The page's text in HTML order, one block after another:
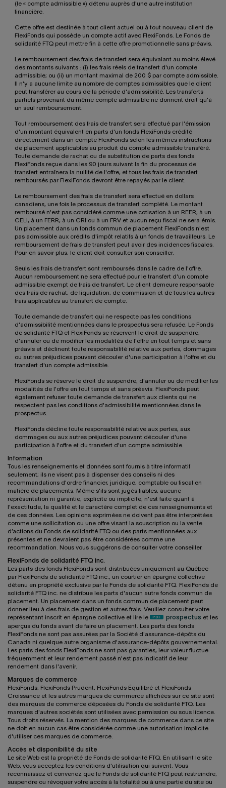
(le « compte admissible ») détenu auprès d'une autre institution
financière.
Cette offre est destinée à tout client actuel ou à tout nouveau client de
FlexiFonds qui possède un compte actif avec FlexiFonds. Le Fonds de
solidarité FTQ peut mettre fin à cette offre promotionnelle sans préavis.
Le remboursement des frais de transfert sera équivalant au moins élevé
des montants suivants : (i) les frais réels de transfert d'un compte
admissible; ou (ii) un montant maximal de 200 $ par compte admissible.
Il n'y a aucune limite au nombre de comptes admissibles que le client
peut transférer au cours de la période d'admissibilité. Les transferts
partiels provenant du même compte admissible ne donnent droit qu'à
un seul remboursement.
Tout remboursement des frais de transfert sera effectué par l'émission
d'un montant équivalent en parts d'un fonds FlexiFonds crédité
directement dans un compte FlexiFonds selon les mêmes instructions
de placement applicables au produit du compte admissible transféré.
Toute demande de rachat ou de substitution de parts des fonds
FlexiFonds reçue dans les 90 jours suivant la fin du processus de
transfert entraînera la nullité de l'offre, et tous les frais de transfert
remboursés par FlexiFonds devront être repayés par le client.
Le remboursement des frais de transfert sera effectué en dollars
canadiens, une fois le processus de transfert complété. Le montant
remboursé n'est pas considéré comme une cotisation à un REER, à un
CELI, à un FERR, à un CRI ou à un FRV et aucun reçu fiscal ne sera émis.
Un placement dans un fonds commun de placement FlexiFonds n'est
pas admissible aux crédits d'impôt relatifs à un fonds de travailleurs. Le
remboursement de frais de transfert peut avoir des incidences fiscales.
Pour en savoir plus, le client doit consulter son conseiller.
Seuls les frais de transfert sont remboursés dans le cadre de l'offre.
Aucun remboursement ne sera effectué pour le transfert d'un compte
admissible exempt de frais de transfert. Le client demeure responsable
des frais de rachat, de liquidation, de commission et de tous les autres
frais applicables au transfert de compte.
Toute demande de transfert qui ne respecte pas les conditions
d'admissibilité mentionnées dans le prospectus sera refusée. Le Fonds
de solidarité FTQ et FlexiFonds se réservent le droit de suspendre,
d'annuler ou de modifier les modalités de l'offre en tout temps et sans
préavis et déclinent toute responsabilité relative aux pertes, dommages
ou autres préjudices pouvant découler d'une participation à l'offre et du
transfert d'un compte admissible.
FlexiFonds se réserve le droit de suspendre, d'annuler ou de modifier les
modalités de l'offre en tout temps et sans préavis. FlexiFonds peut
également refuser toute demande de transfert aux clients qui ne
respectent pas les conditions d'admissibilité mentionnées dans le
prospectus.
FlexiFonds décline toute responsabilité relative aux pertes, aux
dommages ou aux autres préjudices pouvant découler d'une
participation à l'offre et du transfert d'un compte admissible.
Information
Tous les renseignements et données sont fournis à titre informatif
seulement; ils ne visent pas à dispenser des conseils ni des
recommandations d'ordre financier, juridique, comptable ou fiscal en
matière de placements. Même s'ils sont jugés fiables, aucune
représentation ni garantie, explicite ou implicite, n'est faite quant à
l'exactitude, la qualité et le caractère complet de ces renseignements et
de ces données. Les opinions exprimées ne doivent pas être interprétées
comme une sollicitation ou une offre visant la souscription ou la vente
d’actions du Fonds de solidarité FTQ ou des parts mentionnées aux
présentes et ne devraient pas être considérées comme une
recommandation. Nous vous suggérons de consulter votre conseiller.
FlexiFonds de solidarité FTQ inc.
Les parts des fonds FlexiFonds sont distribuées uniquement au Québec
par FlexiFonds de solidarité FTQ inc., un courtier en épargne collective
détenu en propriété exclusive par le Fonds de solidarité FTQ. FlexiFonds de
solidarité FTQ inc. ne distribue les parts d'aucun autre fonds commun de
placement. Un placement dans un fonds commun de placement peut
donner lieu à des frais de gestion et autres frais. Veuillez consulter votre
représentant inscrit en épargne collective et lire le
prospectus et les
aperçus du fonds avant de faire un placement. Les parts des fonds
FlexiFonds ne sont pas assurées par la Société d'assurance-dépôts du
Canada ni quelque autre organisme d'assurance-dépôts gouvernemental.
Les parts des fonds FlexiFonds ne sont pas garanties, leur valeur fluctue
fréquemment et leur rendement passé n'est pas indicatif de leur
rendement dans l'avenir.
Marques de commerce
FlexiFonds, FlexiFonds Prudent, FlexiFonds Équilibré et FlexiFonds
Croissance et les autres marques de commerce affichées sur ce site sont
des marques de commerce déposées du Fonds de solidarité FTQ. Les
marques d'autres sociétés sont utilisées avec permission ou sous licence.
Tous droits réservés. La mention des marques de commerce dans ce site
ne doit en aucun cas être considérée comme une autorisation implicite
d'utiliser ces marques de commerce.
Accès et disponibilité du site
Le site Web est la propriété de Fonds de solidarité FTQ. En utilisant le site
Web, vous acceptez les conditions d'utilisation qui suivent. Vous
reconnaissez et convenez que le Fonds de solidarité FTQ peut restreindre,
suspendre ou révoquer votre accès à la totalité ou à une partie du site ou